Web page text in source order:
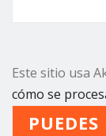
Este sitio usa
cómo se